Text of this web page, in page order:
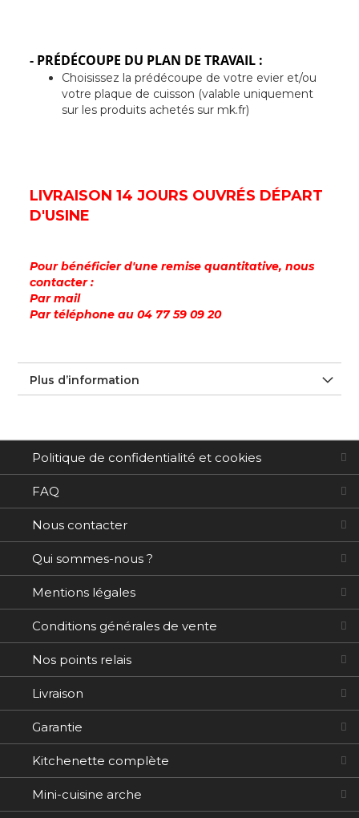
- PRÉDÉCOUPE DU PLAN DE TRAVAIL :
Choisissez la prédécoupe de votre evier et/ou
votre plaque de cuisson (valable uniquement
sur les produits achetés sur mk.fr)
LIVRAISON 14 JOURS OUVRÉS DÉPART
D'USINE
Pour bénéficier d'une remise quantitative, nous
contacter :
Par mail
Par téléphone au 04 77 59 09 20
Plus d’information
Politique de confidentialité et cookies
FAQ
Nous contacter
Qui sommes-nous ?
Mentions légales
Conditions générales de vente
Nos points relais
Livraison
Garantie
Kitchenette complète
Mini-cuisine arche